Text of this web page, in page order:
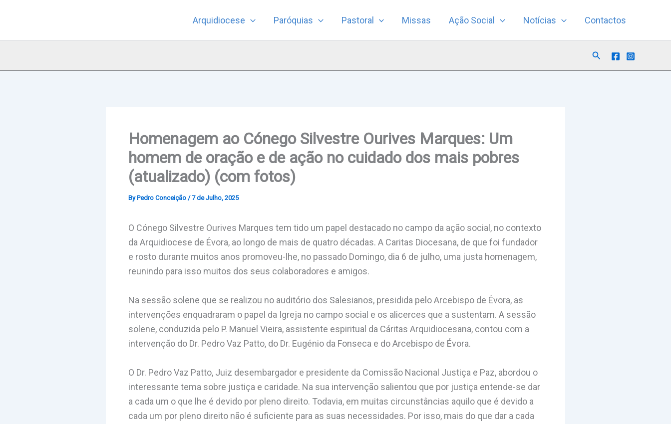
Arquidiocese Paróquias Pastoral Missas Ação Social Notícias Contactos
Search
Homenagem ao Cónego Silvestre Ourives Marques: Um
homem de oração e de ação no cuidado dos mais pobres
(atualizado) (com fotos)
By Pedro Conceição /7 de Julho, 2025
O Cónego Silvestre Ourives Marques tem tido um papel destacado no campo da ação social, no contexto
da Arquidiocese de Évora, ao longo de mais de quatro décadas. A Caritas Diocesana, de que foi fundador
e rosto durante muitos anos promoveu-lhe, no passado Domingo, dia 6 de julho, uma justa homenagem,
reunindo para isso muitos dos seus colaboradores e amigos.
Na sessão solene que se realizou no auditório dos Salesianos, presidida pelo Arcebispo de Évora, as
intervenções enquadraram o papel da Igreja no campo social e os alicerces que a sustentam. A sessão
solene, conduzida pelo P. Manuel Vieira, assistente espiritual da Cáritas Arquidiocesana, contou com a
intervenção do Dr. Pedro Vaz Patto, do Dr. Eugénio da Fonseca e do Arcebispo de Évora.
O Dr. Pedro Vaz Patto, Juiz desembargador e presidente da Comissão Nacional Justiça e Paz, abordou o
interessante tema sobre justiça e caridade. Na sua intervenção salientou que por justiça entende-se dar
a cada um o que lhe é devido por pleno direito. Todavia, em muitas circunstâncias aquilo que é devido a
cada um por pleno direito não é suficiente para as suas necessidades. Por isso, mais do que dar a cada